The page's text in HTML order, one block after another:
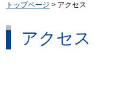
トップページ > アクセス
アクセス